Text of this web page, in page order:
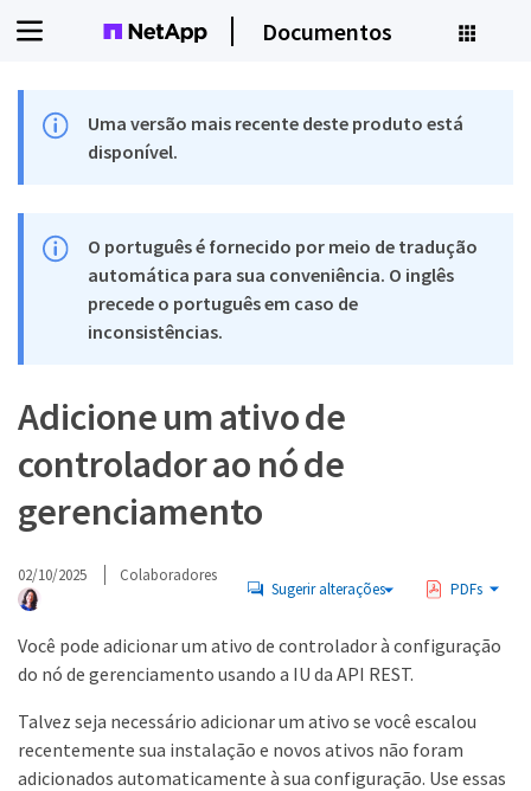
Documentos
Uma versão mais recente deste produto está
disponível.
O português é fornecido por meio de tradução
automática para sua conveniência. O inglês
precede o português em caso de
inconsistências.
Adicione um ativo de
controlador ao nó de
gerenciamento
02/10/2025 Colaboradores
Sugerir alterações PDFs
Você pode adicionar um ativo de controlador à configuração
do nó de gerenciamento usando a IU da API REST.
Talvez seja necessário adicionar um ativo se você escalou
recentemente sua instalação e novos ativos não foram
adicionados automaticamente à sua configuração. Use essas